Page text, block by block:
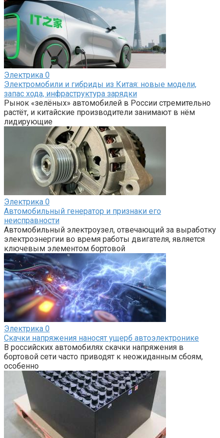
Электрика 0
Электромобили и гибриды из Китая: новые модели,
запас хода, инфраструктура зарядки
Рынок «зелёных» автомобилей в России стремительно
растёт, и китайские производители занимают в нём
лидирующие
Электрика 0
Автомобильный генератор и признаки его
неисправности
Автомобильный электроузел, отвечающий за выработку
электроэнергии во время работы двигателя, является
ключевым элементом бортовой
Электрика 0
Скачки напряжения наносят ущерб автоэлектронике
В российских автомобилях скачки напряжения в
бортовой сети часто приводят к неожиданным сбоям,
особенно